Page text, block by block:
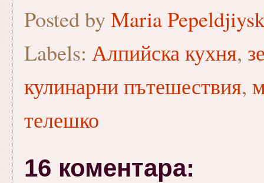
Posted by Maria
Labels: Алпийска кухня,
кулинарни пътешествия,
телешко
16 коментара: